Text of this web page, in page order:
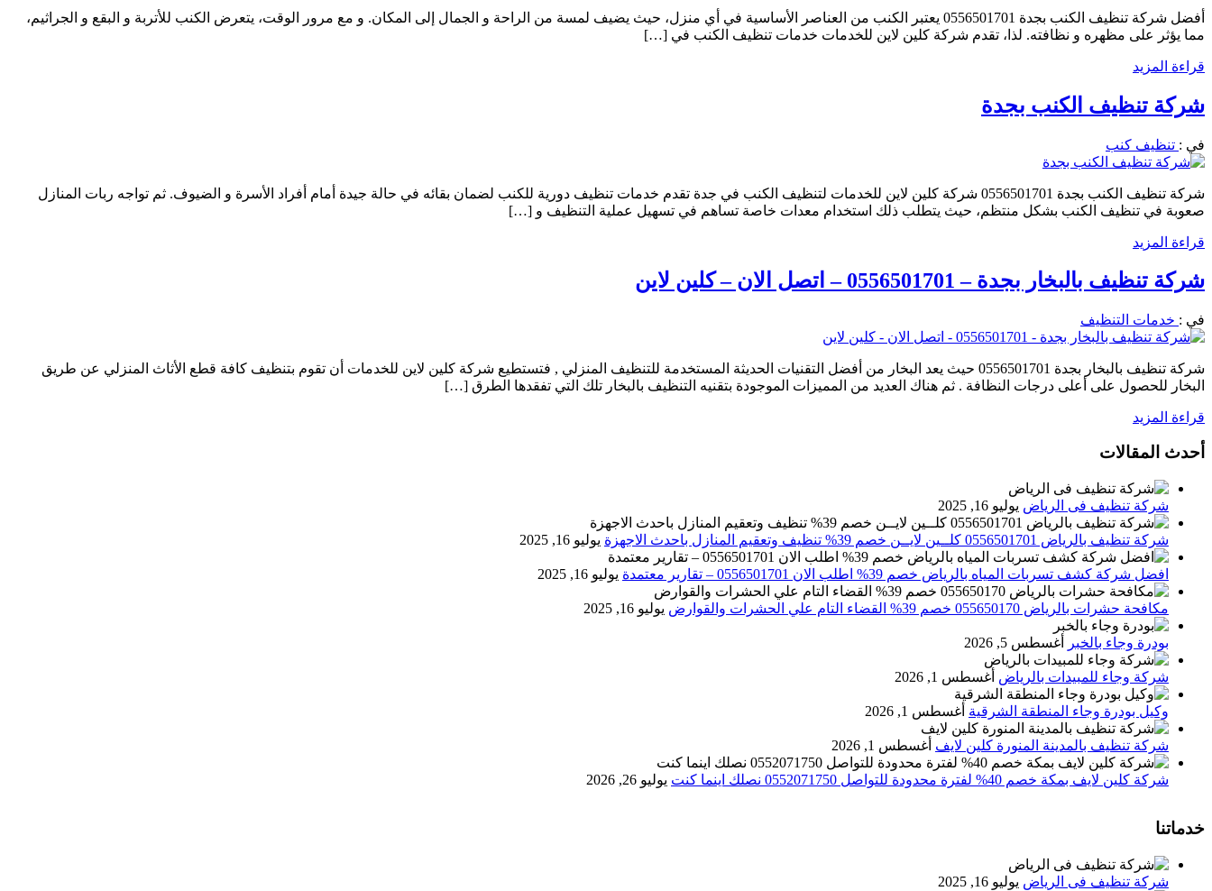
أفضل شركة تنظيف الكنب بجدة 0556501701 يعتبر الكنب من العناصر الأساسية في أي منزل، حيث يضيف لمسة من الراحة و الجمال إلى المكان. و مع مرور الوقت، يتعرض الكنب للأتربة و البقع و الجراثيم،
مما يؤثر على مظهره و نظافته. لذا، تقدم شركة كلين لاين للخدمات خدمات تنظيف الكنب في […]
قراءة المزيد
شركة تنظيف الكنب بجدة
في : تنظيف كنب
شركة تنظيف الكنب بجدة 0556501701 شركة كلين لاين للخدمات لتنظيف الكنب في جدة تقدم خدمات تنظيف دورية للكنب لضمان بقائه في حالة جيدة أمام أفراد الأسرة و الضيوف. ثم تواجه ربات المنازل
صعوبة في تنظيف الكنب بشكل منتظم، حيث يتطلب ذلك استخدام معدات خاصة تساهم في تسهيل عملية التنظيف و […]
قراءة المزيد
شركة تنظيف بالبخار بجدة – 0556501701 – اتصل الان – كلين لاين
في : خدمات التنظيف
شركة تنظيف بالبخار بجدة 0556501701 حيث يعد البخار من أفضل التقنيات الحديثة المستخدمة للتنظيف المنزلي , فتستطيع شركة كلين لاين للخدمات أن تقوم بتنظيف كافة قطع الأثاث المنزلي عن طريق
البخار للحصول على أعلى درجات النظافة . ثم هناك العديد من المميزات الموجودة بتقنيه التنظيف بالبخار تلك التي تفقدها الطرق […]
قراءة المزيد
أحدث المقالات
شركة تنظيف فى الرياض يوليو 16, 2025
شركة تنظيف بالرياض 0556501701 كلــين لايــن خصم 39% تنظيف وتعقيم المنازل باحدث الاجهزة يوليو 16, 2025
افضل شركة كشف تسربات المياه بالرياض خصم 39% اطلب الان 0556501701‬‏ – تقارير معتمدة يوليو 16, 2025
مكافحة حشرات بالرياض 055650170 خصم 39% القضاء التام علي الحشرات والقوارض يوليو 16, 2025
بودرة وجاء بالخبر أغسطس 5, 2026
شركة وجاء للمبيدات بالرياض أغسطس 1, 2026
وكيل بودرة وجاء المنطقة الشرقية أغسطس 1, 2026
شركة تنظيف بالمدينة المنورة كلين لايف أغسطس 1, 2026
شركة كلين لايف بمكة خصم 40% لفترة محدودة للتواصل 0552071750 نصلك اينما كنت يوليو 26, 2026
خدماتنا
شركة تنظيف فى الرياض يوليو 16, 2025